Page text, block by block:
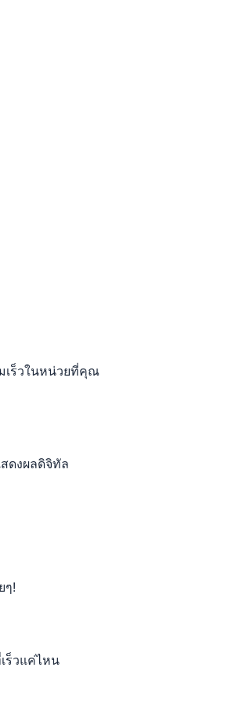
เร็วในหน่วยที่คุณ
ดงผลดิจิทัล
ๆ!
ร็วแค่ไหน